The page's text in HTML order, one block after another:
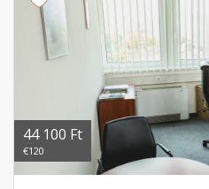
44 100 Ft
€120